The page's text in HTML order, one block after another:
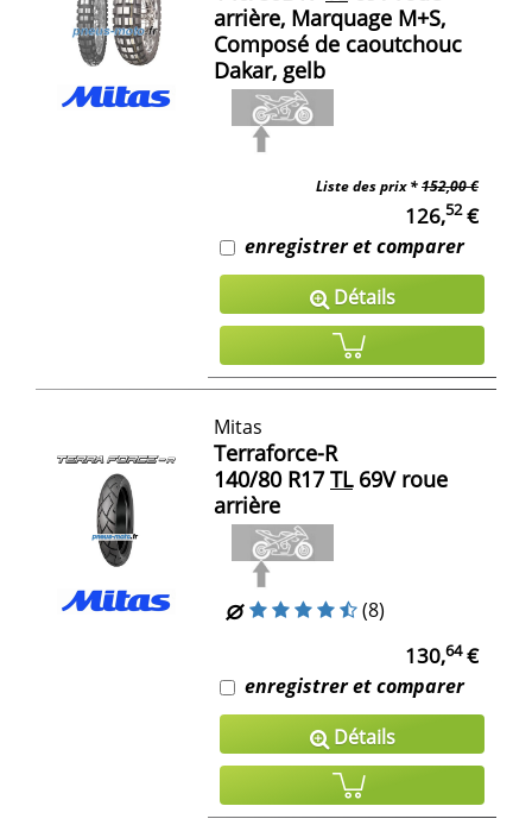
arrière, Marquage M+S,
Composé de caoutchouc
Dakar, gelb
Liste des prix *152,00 €
126,52€
enregistrer et comparer
Détails
Mitas
Terraforce-R
140/80 R17 TL69V roue
arrière
(8)
130,64€
enregistrer et comparer
Détails